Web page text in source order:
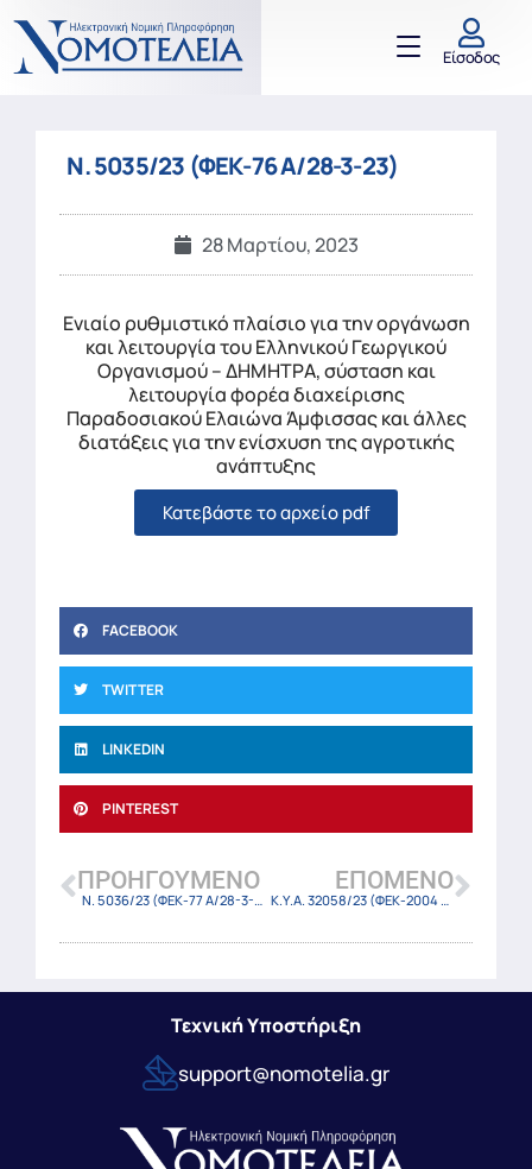
Είσοδος
Ν. 5035/23 (ΦΕΚ-76 Α/28-3-23)
28 Μαρτίου, 2023
Ενιαίο ρυθμιστικό πλαίσιο για την οργάνωση
και λειτουργία του Ελληνικού Γεωργικού
Οργανισμού – ΔΗΜΗΤΡΑ, σύσταση και
λειτουργία φορέα διαχείρισης
Παραδοσιακού Ελαιώνα Άμφισσας και άλλες
διατάξεις για την ενίσχυση της αγροτικής
ανάπτυξης
Κατεβάστε το αρχείο pdf
FACEBOOK
TWITTER
LINKEDIN
PINTEREST
ΠΡΟΗΓΟΎΜΕΝΟ
Ν. 5036/23 (ΦΕΚ-77 Α/28-3-23)
ΕΠΌΜΕΝΟ
Κ.Υ.Α. 32058/23 (ΦΕΚ-2004 Β/28-3-23)
Τεχνική Υποστήριξη
support@nomotelia.gr